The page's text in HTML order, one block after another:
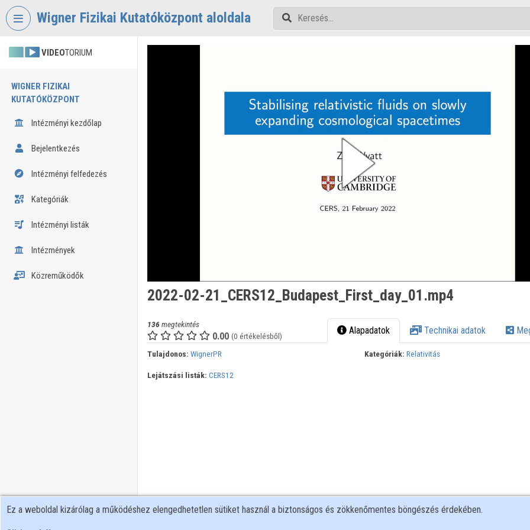
Fejléc kihagyása
Wigner Fizikai Kutatóközpont aloldala
VIDEOTORIUM
WIGNER FIZIKAI
KUTATÓKÖZPONT
Intézményi kezdőlap
Bejelentkezés
Intézményi felfedezés
Kategóriák
Intézményi listák
Intézmények
Közreműködők
2022-02-21_CERS12_Budapest_First_day_01.mp4
136 megtekintés
0.00 (0 értékelésből) Alapadatok Technikai adatok
Tulajdonos: WignerPR Kategóriák: Relativitás
Lejátszási listák: CERS12
Ez a weboldal kizárólag a működéshez elengedhetetlen sütiket használ a biztonságos és zökkenőmentes böngészés érdekében.